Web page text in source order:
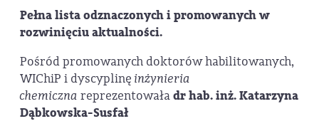
Pełna lista odznaczonych i promowanych w
rozwinięciu aktualności.
Pośród promowanych doktorów habilitowanych,
WIChiP i dyscyplinę inżynieria
chemiczna reprezentowaładr hab. inż. Katarzyna
Dąbkowska-Susfał